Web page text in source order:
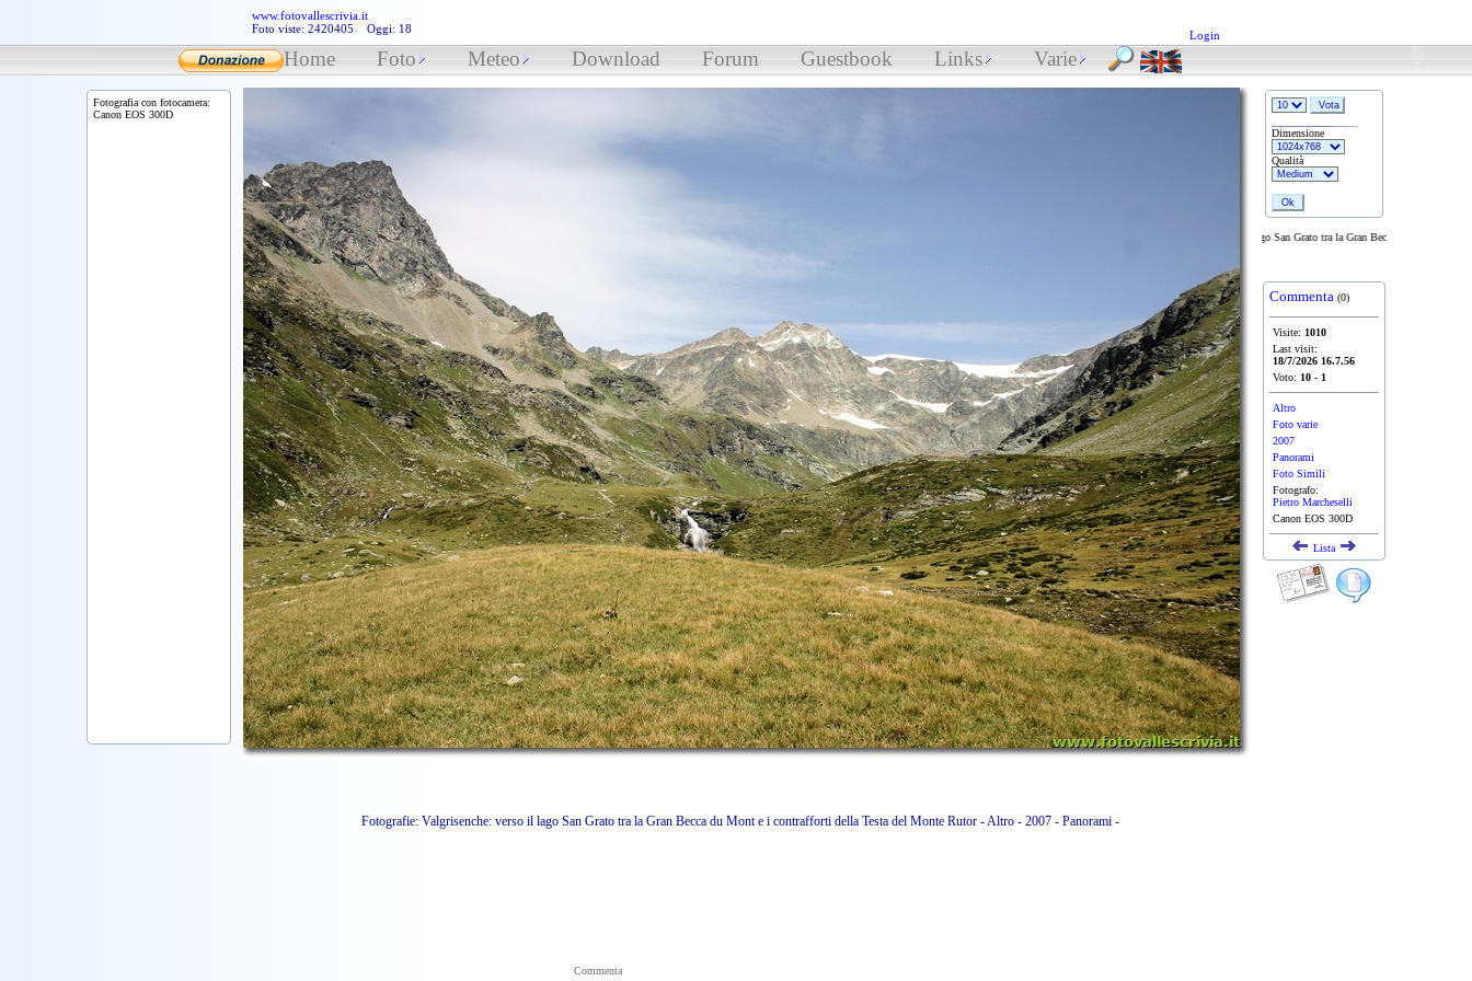
www.fotovallescrivia.it
Foto viste: 2420405 Oggi: 18
Login
Home Foto Meteo Download Forum Guestbook Links Varie
Fotografie: Valgrisenche: verso il lago San Grato tra la Gran Becca du Mont e i contrafforti della Testa del Monte Rutor - Altro - 2007 - Panorami -
Commenta
Fotografia con fotocamera:
Canon EOS 300D
Dimensione
Qualità
Valgrisenche: verso il lago San Grato tra la Gran Becca du Mont e i
Commenta (0)
Visite: 1010
Last visit:
18/7/2026 16.7.56
Voto: 10 - 1
Altro
Foto varie
2007
Panorami
Foto Simili
Fotografo:
Pietro Marcheselli
Canon EOS 300D
Lista